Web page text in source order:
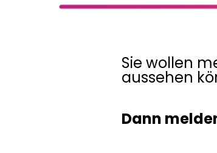
Sie wollen
aussehen
Dann